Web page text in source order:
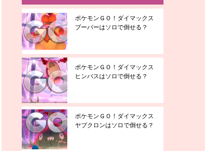
ポケモンＧＯ！ダイマックス
ブーバーはソロで倒せる？
ポケモンＧＯ！ダイマックス
ヒンバスはソロで倒せる？
ポケモンＧＯ！ダイマックス
ヤブクロンはソロで倒せる？